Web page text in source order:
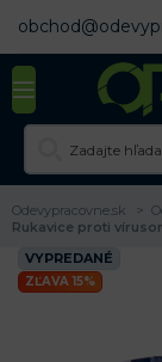
Odevypracovne.sk
Rukavice proti
VYPREDANÉ
ZĽAVA 15%